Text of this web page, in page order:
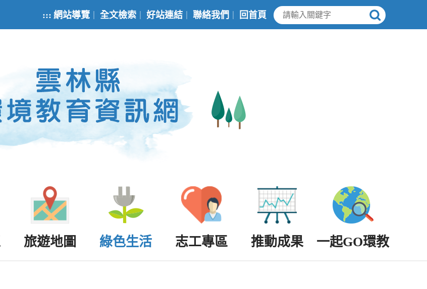
::: 網站導覽 全文檢索 好站連結 聯絡我們 回首頁
旅遊地圖 綠色生活 志工專區 推動成果 一起GO環教